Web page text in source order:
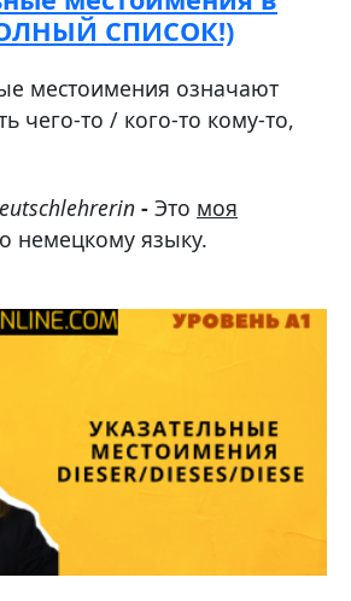
СПИСОК!)
местоимения означают
чего-то / кого-то кому-то,
- Это моя
немецкому языку.